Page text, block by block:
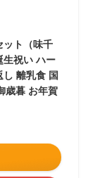
ット（味千
祝い ハー
離乳食 国
歳暮 お年賀